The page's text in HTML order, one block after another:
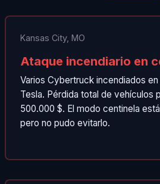
Kansas City, MO
Ataque incendiario en
Varios Cybertruck incendiados
Tesla. Pérdida total de vehículos
500.000 $. El modo centinela
pero no pudo evitarlo.